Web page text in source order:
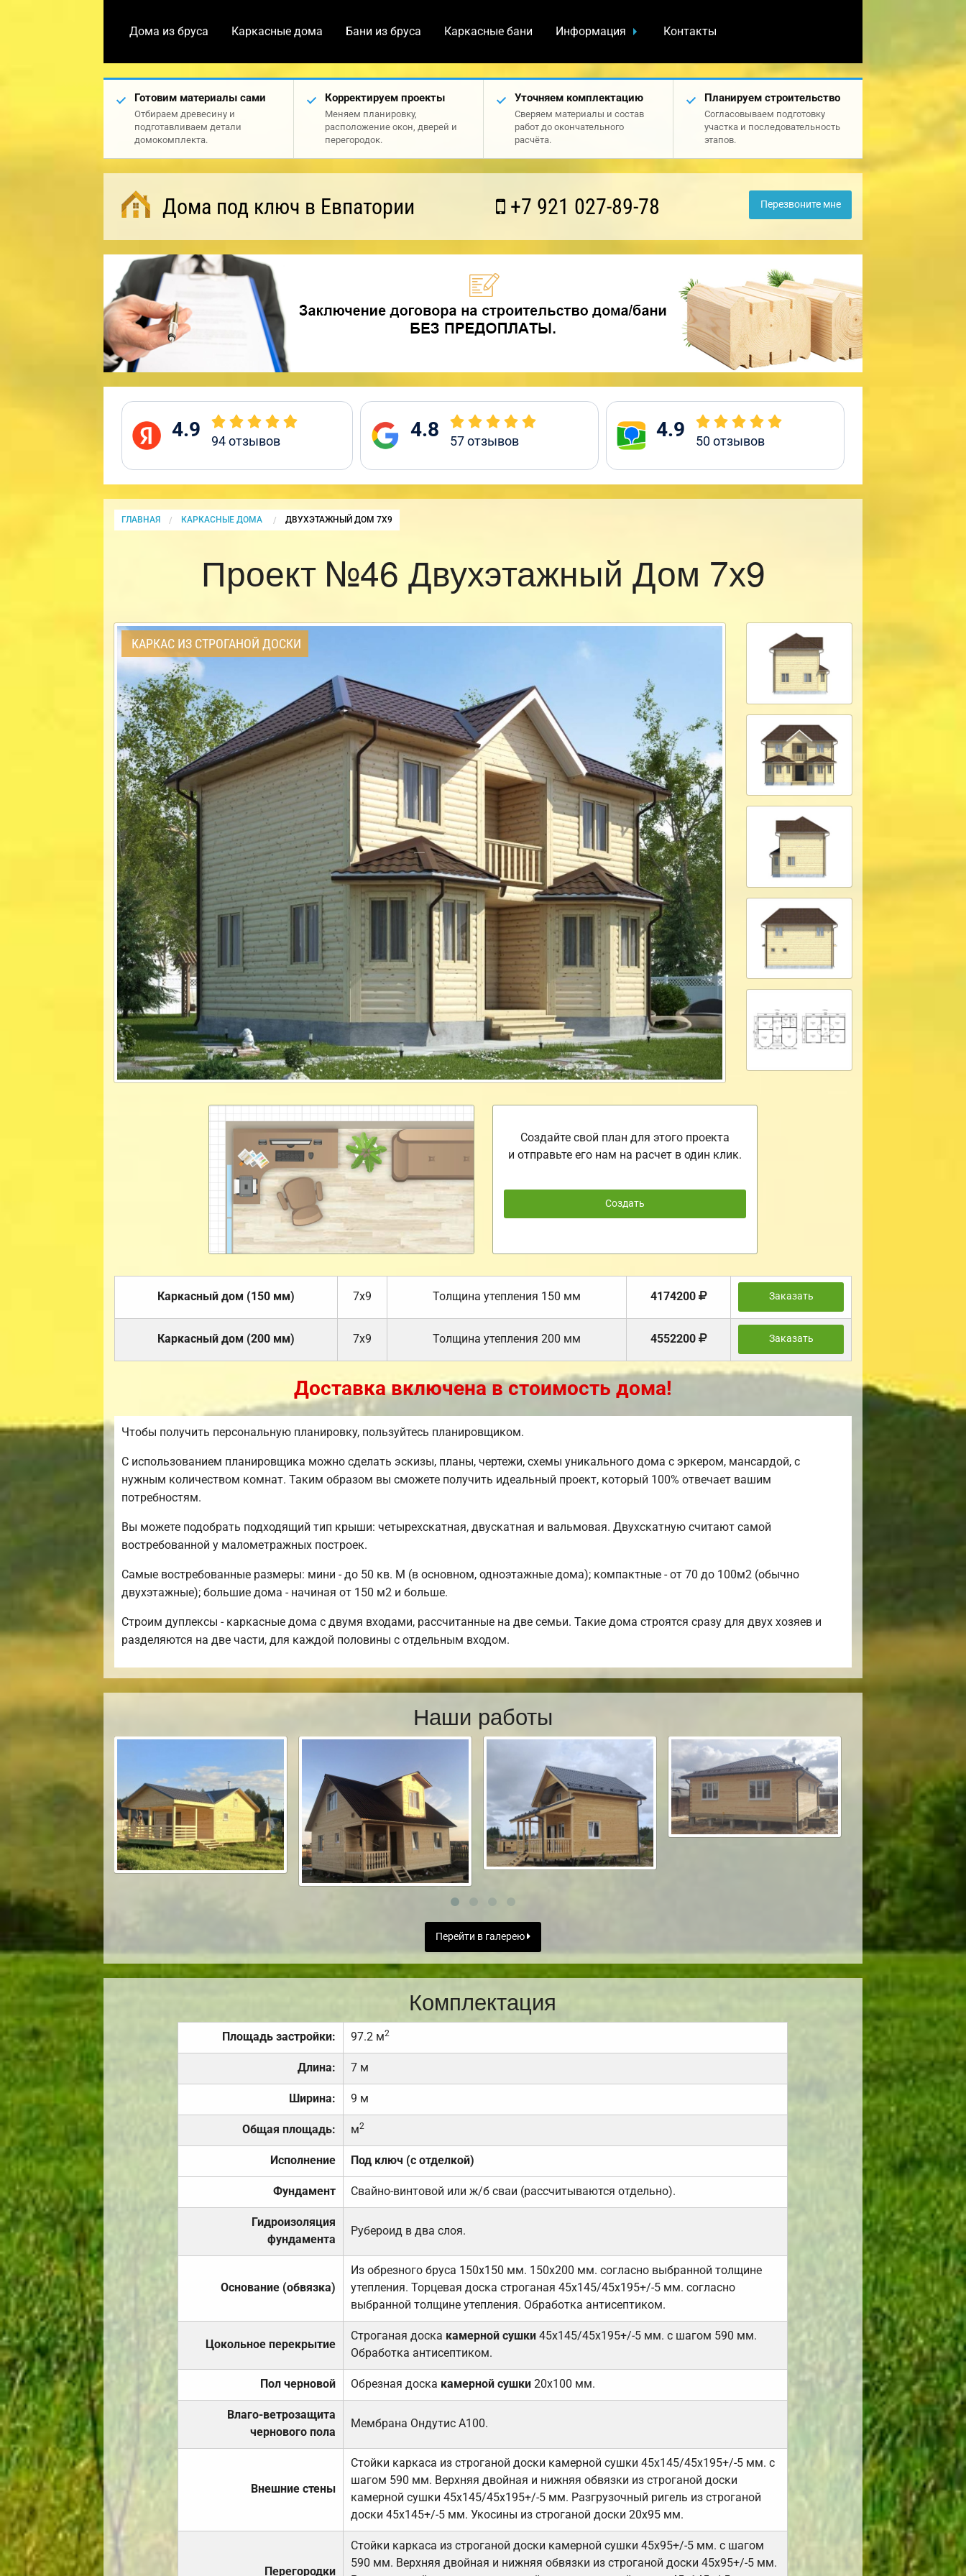
Дома из бруса Каркасные дома Бани из бруса Каркасные бани Информация Контакты
Готовим материалы сами
Отбираем древесину и
подготавливаем детали
домокомплекта.
Корректируем проекты
Меняем планировку,
расположение окон, дверей и
перегородок.
Уточняем комплектацию
Сверяем материалы и состав
работ до окончательного
расчёта.
Планируем строительство
Согласовываем подготовку
участка и последовательность
этапов.
Дома под ключ в Евпатории +7 921 027-89-78 Перезвоните мне
4.9 94отзывов 4.8 57отзывов 4.9 50отзывов
ГЛАВНАЯ КАРКАСНЫЕ ДОМА CURRENT:
ДВУХЭТАЖНЫЙ ДОМ 7Х9
Проект №46 Двухэтажный Дом 7х9
КАРКАС ИЗ СТРОГАНОЙ ДОСКИ
Создайте свой план для этого проекта
и отправьте его нам на расчет в один клик.
Создать
Каркасный дом (150 мм) 7х9 Толщина утепления 150 мм 4174200 Заказать
Каркасный дом (200 мм) 7х9 Толщина утепления 200 мм 4552200 Заказать
Доставка включена в стоимость дома!
Чтобы получить персональную планировку, пользуйтесь планировщиком.
С использованием планировщика можно сделать эскизы, планы, чертежи, схемы уникального дома с эркером, мансардой, с
нужным количеством комнат. Таким образом вы сможете получить идеальный проект, который 100% отвечает вашим
потребностям.
Вы можете подобрать подходящий тип крыши: четырехскатная, двускатная и вальмовая. Двухскатную считают самой
востребованной у малометражных построек.
Самые востребованные размеры: мини - до 50 кв. М (в основном, одноэтажные дома); компактные - от 70 до 100м2 (обычно
двухэтажные); большие дома - начиная от 150 м2 и больше.
Строим дуплексы - каркасные дома с двумя входами, рассчитанные на две семьи. Такие дома строятся сразу для двух хозяев и
разделяются на две части, для каждой половины с отдельным входом.
Наши работы
Перейти в галерею
Комплектация
Площадь застройки: 97.2 м2
Длина: 7 м
Ширина: 9 м
Общая площадь: м2
Исполнение Под ключ (с отделкой)
Фундамент Свайно-винтовой или ж/б сваи (рассчитываются отдельно).
Гидроизоляция
фундамента
Рубероид в два слоя.
Основание (обвязка)
Из обрезного бруса 150х150 мм. 150х200 мм. согласно выбранной толщине
утепления. Торцевая доска строганая 45х145/45х195+/-5 мм. согласно
выбранной толщине утепления. Обработка антисептиком.
Цокольное перекрытие
Строганая доска камерной сушки 45х145/45х195+/-5 мм. с шагом 590 мм.
Обработка антисептиком.
Пол черновой Обрезная доска камерной сушки20х100 мм.
Влаго-ветрозащита
чернового пола
Мембрана Ондутис А100.
Внешние стены
Стойки каркаса из строганой доски камерной сушки 45х145/45х195+/-5 мм. с
шагом 590 мм. Верхняя двойная и нижняя обвязки из строганой доски
камерной сушки 45х145/45х195+/-5 мм. Разгрузочный ригель из строганой
доски 45х145+/-5 мм. Укосины из строганой доски 20х95 мм.
Перегородки
Стойки каркаса из строганой доски камерной сушки 45х95+/-5 мм. с шагом
590 мм. Верхняя двойная и нижняя обвязки из строганой доски 45х95+/-5 мм.